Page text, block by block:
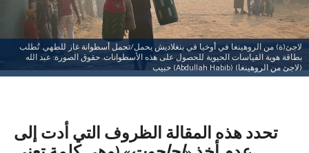
لاجئ(ة) من الروهينغا في أوخيا في بنغلاديش يحمل/تحمل أسطوانة غاز للطهي. تُطلب
بطاقة هوية القياسات الحيوية للحصول على هذه الأسطوانات. حقوق الصورة: عبد الله
حبيب (Abdullah Habib) (لاجئ من الروهينغا)
تحدد هذه المقالة الظروف التي أدت إلى